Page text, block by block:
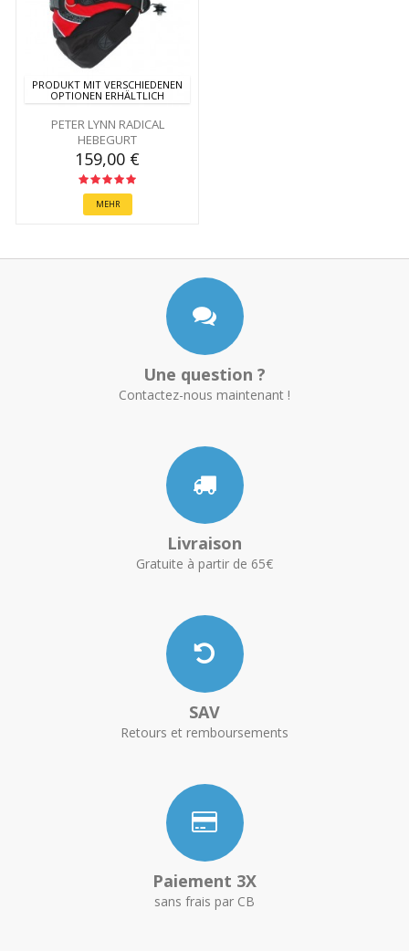
PRODUKT MIT VERSCHIEDENEN
OPTIONEN ERHÄLTLICH
PETER LYNN RADICAL
HEBEGURT
159,00 €
MEHR
Une question ?
Contactez-nous maintenant !
Livraison
Gratuite à partir de 65€
SAV
Retours et remboursements
Paiement 3X
sans frais par CB